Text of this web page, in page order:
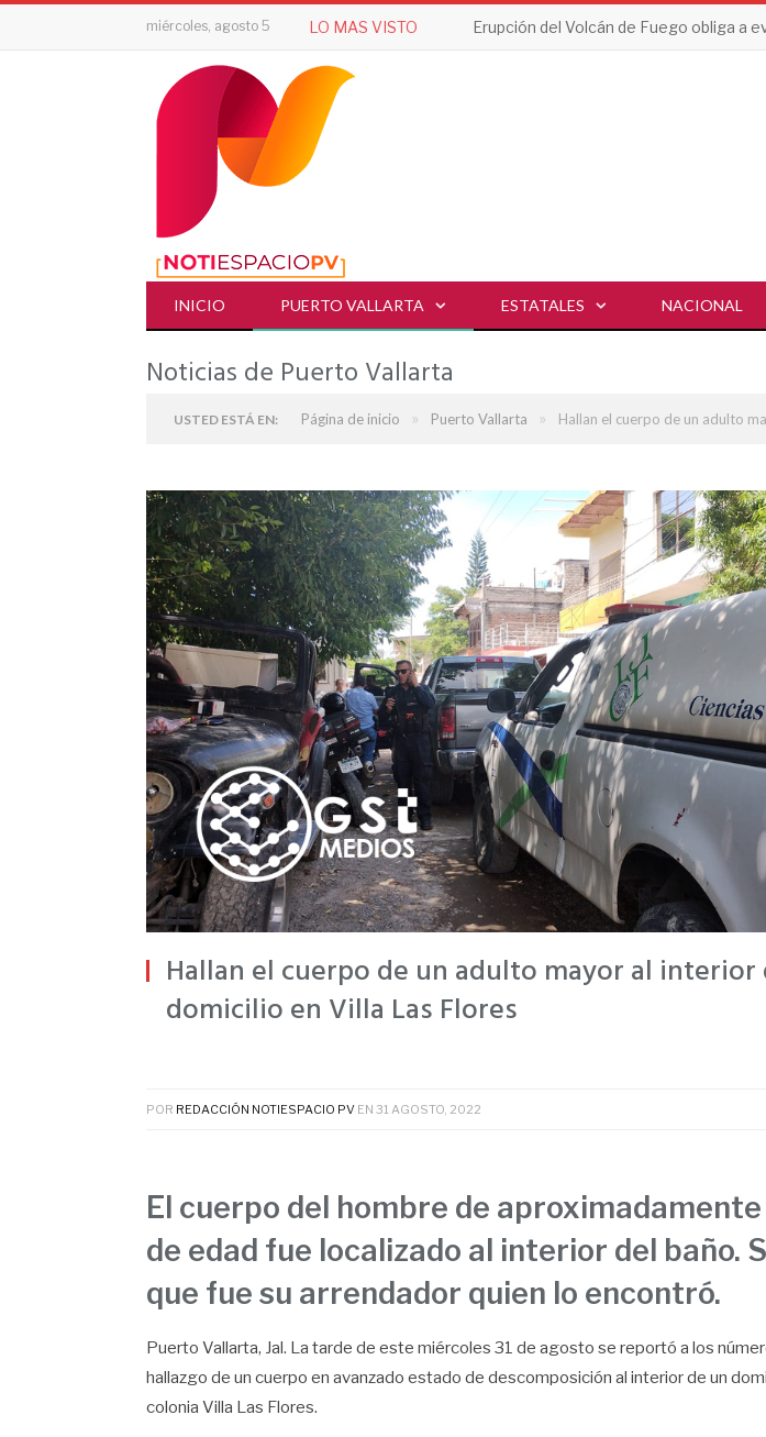
miércoles, agosto 5 LO MAS VISTO
INICIO PUERTO VALLARTA ESTATALES NACIONAL
Noticias de Puerto Vallarta
USTED ESTÁ EN: Página de inicio » Puerto Vallarta » Hallan el cuerpo de un adulto
Hallan el cuerpo de un adulto mayor al interior
domicilio en Villa Las Flores
POR REDACCIÓN NOTIESPACIO PV EN 31 AGOSTO, 2022
El cuerpo del hombre de
de edad fue localizado al interior del baño.
que fue su arrendador quien lo encontró.
Puerto Vallarta, Jal. La tarde de este miércoles 31 de agosto se reportó a los
hallazgo de un cuerpo en avanzado estado de descomposición al interior de un
colonia Villa Las Flores.